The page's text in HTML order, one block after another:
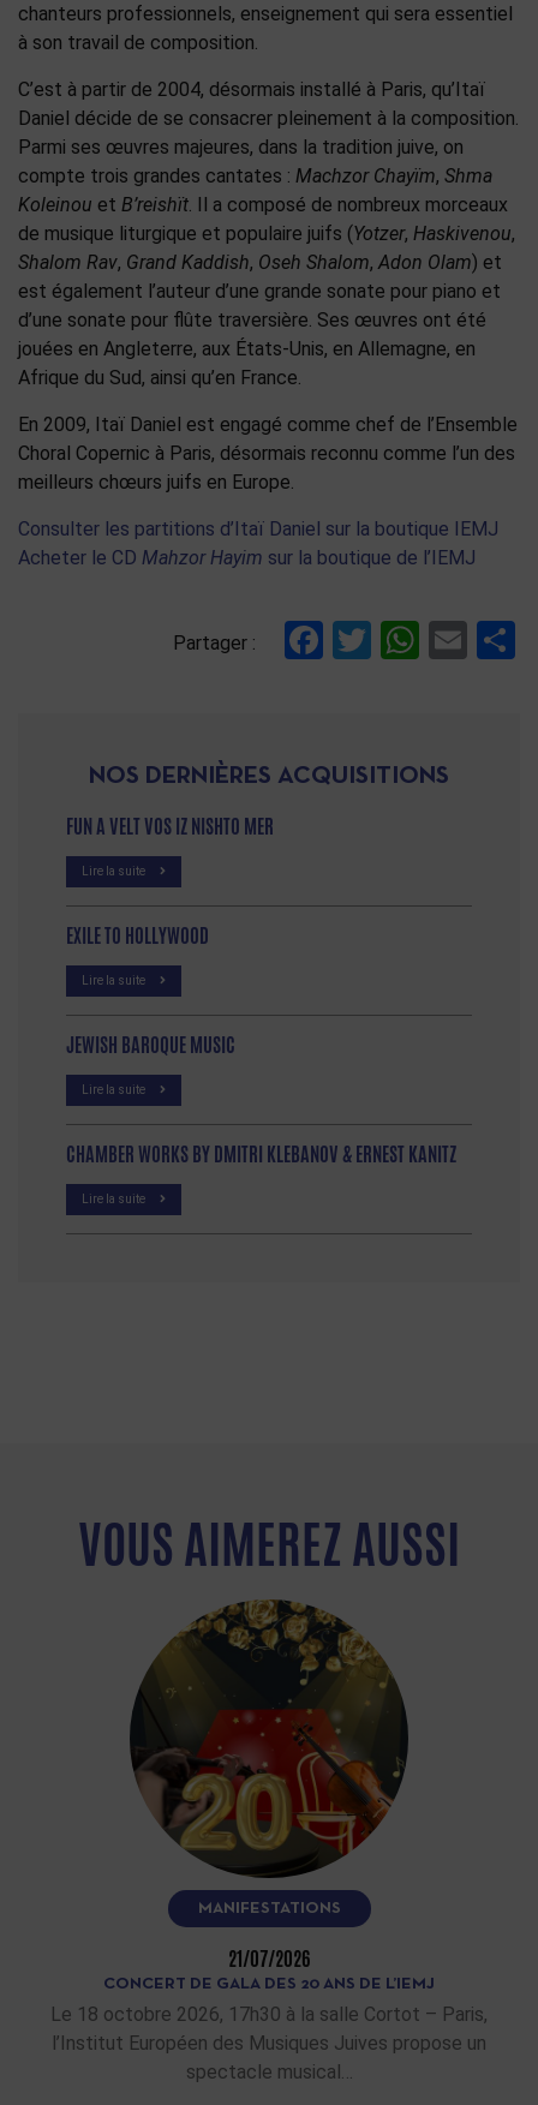
chanteurs professionnels, enseignement qui sera essentiel
à son travail de composition.
C’est à partir de 2004, désormais installé à Paris, qu’Itaï
Daniel décide de se consacrer pleinement à la composition.
Parmi ses œuvres majeures, dans la tradition juive, on
compte trois grandes cantates : Machzor Chayïm, Shma
Koleinou et B’reishït. Il a composé de nombreux morceaux
de musique liturgique et populaire juifs (Yotzer, Haskivenou,
Shalom Rav, Grand Kaddish, Oseh Shalom,Adon Olam) et
est également l’auteur d’une grande sonate pour piano et
d’une sonate pour flûte traversière. Ses œuvres ont été
jouées en Angleterre, aux États-Unis, en Allemagne, en
Afrique du Sud, ainsi qu’en France.
En 2009, Itaï Daniel est engagé comme chef de l’Ensemble
Choral Copernic à Paris, désormais reconnu comme l’un des
meilleurs chœurs juifs en Europe.
Consulter les partitions d’Itaï Daniel sur la boutique IEMJ
Acheter le CD Mahzor Hayim sur la boutique de l’IEMJ
Partager : Facebook
Twitter
NOS DERNIÈRES ACQUISITIONS
FUN A VELT VOS IZ NISHTO MER
Lire la suite
EXILE TO HOLLYWOOD
Lire la suite
JEWISH BAROQUE MUSIC
Lire la suite
CHAMBER WORKS BY DMITRI KLEBANOV & ERNEST KANITZ
Lire la suite
VOUS AIMEREZ AUSSI
MANIFESTATIONS
21/07/2026
CONCERT DE GALA DES 20 ANS DE L’IEMJ
Le 18 octobre 2026, 17h30 à la salle Cortot – Paris,
l’Institut Européen des Musiques Juives propose un
spectacle musical…